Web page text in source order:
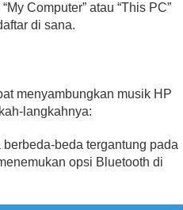
Computer” atau “This PC”
di sana.
menyambungkan musik HP
langkahnya:
beda tergantung pada
opsi Bluetooth di